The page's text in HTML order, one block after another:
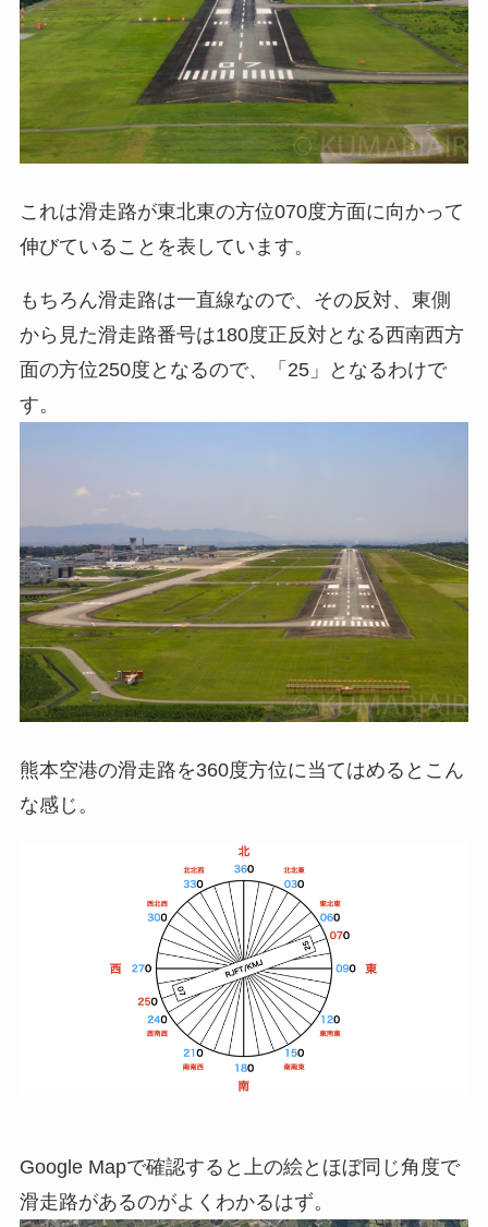
これは滑走路が東北東の方位070度方面に向かって
伸びていることを表しています。
もちろん滑走路は一直線なので、その反対、東側
から見た滑走路番号は180度正反対となる西南西方
面の方位250度となるので、「25」となるわけで
す。
熊本空港の滑走路を360度方位に当てはめるとこん
な感じ。
Google Mapで確認すると上の絵とほぼ同じ角度で
滑走路があるのがよくわかるはず。